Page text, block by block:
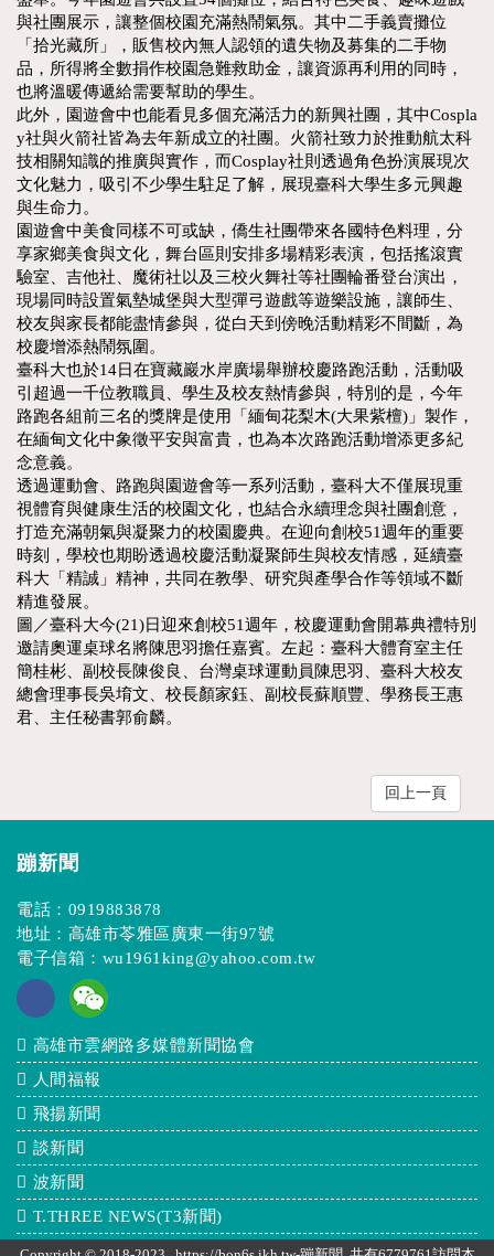
與社團展示，讓整個校園充滿熱鬧氣氛。其中二手義賣攤位
「拾光藏所」，販售校內無人認領的遺失物及募集的二手物
品，所得將全數捐作校園急難救助金，讓資源再利用的同時，
也將溫暖傳遞給需要幫助的學生。
此外，園遊會中也能看見多個充滿活力的新興社團，其中Cospla
y社與火箭社皆為去年新成立的社團。火箭社致力於推動航太科
技相關知識的推廣與實作，而Cosplay社則透過角色扮演展現次
文化魅力，吸引不少學生駐足了解，展現臺科大學生多元興趣
與生命力。
園遊會中美食同樣不可或缺，僑生社團帶來各國特色料理，分
享家鄉美食與文化，舞台區則安排多場精彩表演，包括搖滾實
驗室、吉他社、魔術社以及三校火舞社等社團輪番登台演出，
現場同時設置氣墊城堡與大型彈弓遊戲等遊樂設施，讓師生、
校友與家長都能盡情參與，從白天到傍晚活動精彩不間斷，為
校慶增添熱鬧氛圍。
臺科大也於14日在寶藏巖水岸廣場舉辦校慶路跑活動，活動吸
引超過一千位教職員、學生及校友熱情參與，特別的是，今年
路跑各組前三名的獎牌是使用「緬甸花梨木(大果紫檀)」製作，
在緬甸文化中象徵平安與富貴，也為本次路跑活動增添更多紀
念意義。
透過運動會、路跑與園遊會等一系列活動，臺科大不僅展現重
視體育與健康生活的校園文化，也結合永續理念與社團創意，
打造充滿朝氣與凝聚力的校園慶典。在迎向創校51週年的重要
時刻，學校也期盼透過校慶活動凝聚師生與校友情感，延續臺
科大「精誠」精神，共同在教學、研究與產學合作等領域不斷
精進發展。
圖／臺科大今(21)日迎來創校51週年，校慶運動會開幕典禮特別
邀請奧運桌球名將陳思羽擔任嘉賓。左起：臺科大體育室主任
簡桂彬、副校長陳俊良、台灣桌球運動員陳思羽、臺科大校友
總會理事長吳堉文、校長顏家鈺、副校長蘇順豐、學務長王惠
君、主任秘書郭俞麟。
回上一頁
蹦新聞
電話： 0919883878
地址：高雄市苓雅區廣東一街97號
電子信箱： wu1961king@yahoo.com.tw
高雄市雲網路多媒體新聞協會
人間福報
飛揚新聞
談新聞
波新聞
T.THREE NEWS(T3新聞)